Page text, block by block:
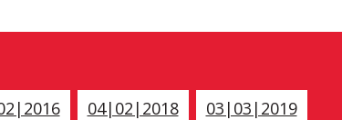
04|02|2018
03|03|2019